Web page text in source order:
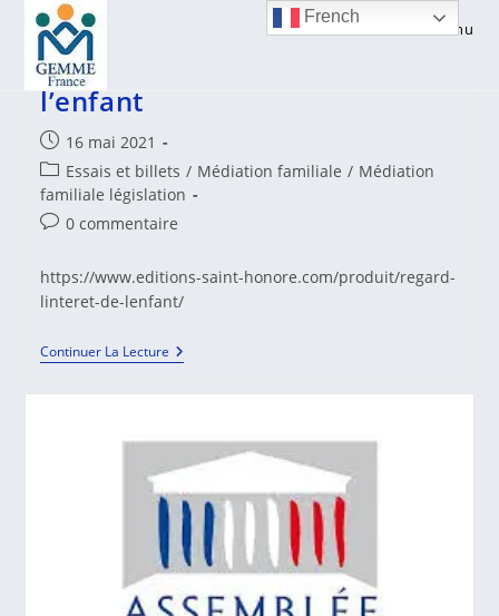
content
Menu
Un autre regard sur l’intérêt de
l’enfant
Publication
publiée :
16 mai 2021
Post
category:
Essais et billets / Médiation familiale / Médiation
familiale législation
Commentaires
la
publication :
0 commentaire
https://www.editions-saint-honore.com/produit/regard-
linteret-de-lenfant/
Continuer La LectureUn
Autre
De
L’enfant
French